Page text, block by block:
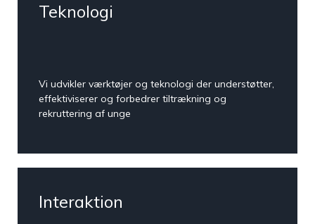
Planlæg, nedbryd og
tilrettelæg digitale
CAND
Ansættelse af
talentfulde
Teknologi
Vi udvikler værktøjer og teknologi der understøtter,
effektiviserer og forbedrer tiltrækning og
rekruttering af unge
Interaktion